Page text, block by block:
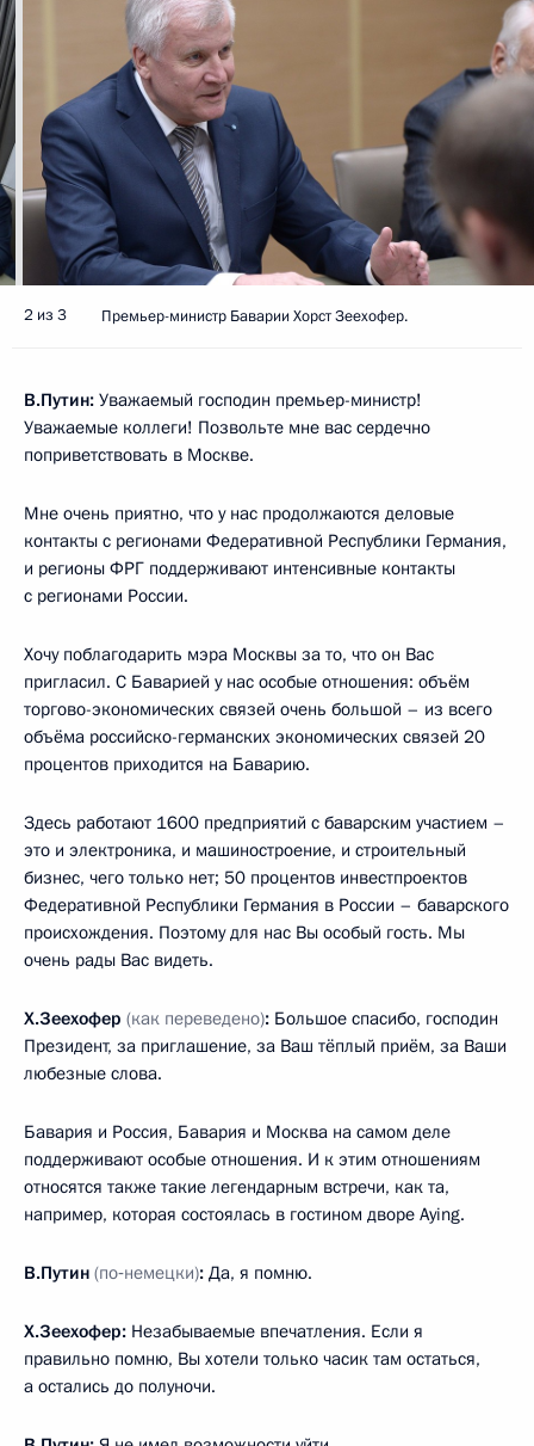
2 из 3 Премьер-министр Баварии Хорст Зеехофер.
В.Путин: Уважаемый господин премьер-министр!
Уважаемые коллеги! Позвольте мне вас сердечно
поприветствовать в Москве.
Мне очень приятно, что у нас продолжаются деловые
контакты с регионами Федеративной Республики Германия,
и регионы ФРГ поддерживают интенсивные контакты
с регионами России.
Хочу поблагодарить мэра Москвы за то, что он Вас
пригласил. С Баварией у нас особые отношения: объём
торгово-экономических связей очень большой – из всего
объёма российско-германских экономических связей 20
процентов приходится на Баварию.
Здесь работают 1600 предприятий с баварским участием –
это и электроника, и машиностроение, и строительный
бизнес, чего только нет; 50 процентов инвестпроектов
Федеративной Республики Германия в России – баварского
происхождения. Поэтому для нас Вы особый гость. Мы
очень рады Вас видеть.
Х.Зеехофер (как переведено): Большое спасибо, господин
Президент, за приглашение, за Ваш тёплый приём, за Ваши
любезные слова.
Бавария и Россия, Бавария и Москва на самом деле
поддерживают особые отношения. И к этим отношениям
относятся также такие легендарным встречи, как та,
например, которая состоялась в гостином дворе Aying.
В.Путин (по‑немецки): Да, я помню.
Х.Зеехофер: Незабываемые впечатления. Если я
правильно помню, Вы хотели только часик там остаться,
а остались до полуночи.